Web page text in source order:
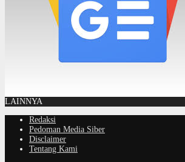
LAINNYA
Redaksi
Pedoman Media Siber
Disclaimer
Tentang Kami